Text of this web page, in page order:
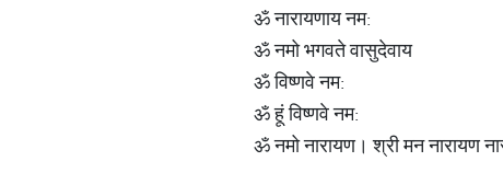
ॐ नारायणाय नम:
ॐ नमो भगवते वासुदेवाय
ॐ विष्णवे नम:
ॐ हूं विष्णवे नम:
ॐ नमो नारायण। श्री मन नारायण